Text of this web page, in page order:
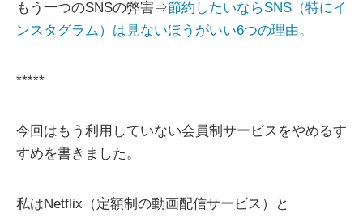
もう一つのSNSの弊害⇒節約したいならSNS（特にイ
ンスタグラム）は見ないほうがいい6つの理由。
*****
今回はもう利用していない会員制サービスをやめるす
すめを書きました。
私はNetflix（定額制の動画配信サービス）と